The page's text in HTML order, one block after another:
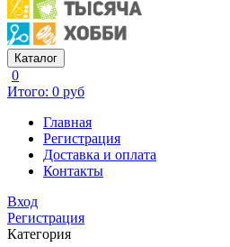
Каталог
0
Итого: 0 руб
Главная
Регистрация
Доставка и оплата
Контакты
Вход
Регистрация
Категория